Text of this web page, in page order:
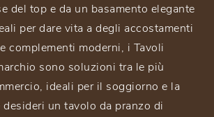
del top e da un basamento elegante
per dare vita a degli accostamenti
complementi moderni, i Tavoli
sono soluzioni tra le più
ideali per il soggiorno e la
un tavolo da pranzo di